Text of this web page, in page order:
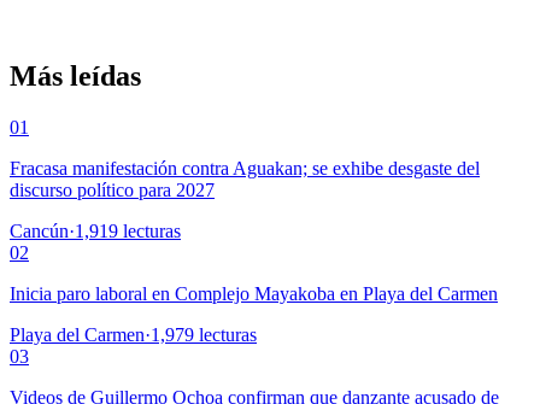
Más leídas
01
Fracasa manifestación contra Aguakan; se exhibe desgaste del
discurso político para 2027
Cancún·1,919 lecturas
02
Inicia paro laboral en Complejo Mayakoba en Playa del Carmen
Playa del Carmen·1,979 lecturas
03
Videos de Guillermo Ochoa confirman que danzante acusado de